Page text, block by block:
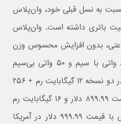
به نسل قبلی خود، وان‌پلاس
باتری داشته است. وان‌پلاس
میلی‌آمپر ساعتی، بدون افزایش محسوس وزن
یا ضخامت، از شارژ سریع ۸۰ واتی با سیم و ۵۰ واتی بی‌سیم
پشتیبانی می‌کند. این گوشی در دو نسخه ۱۲ گیگابایت رم + ۲۵۶
گیگابایت حافظه داخلی با قیمت ۸۹۹.۹۹ دلار و ۱۶ گیگابایت رم
+ ۵۱۲ گیگابایت حافظه داخلی با قیمت ۹۹۹.۹۹ دلار در آمریکا